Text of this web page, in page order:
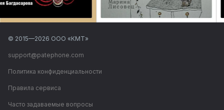
© 2015—2026 ООО «КМТ»
support@patephone.com
Политика конфиденциальности
Правила сервиса
Часто задаваемые вопросы